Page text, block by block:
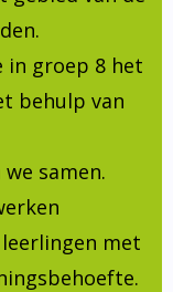
in groep 8 het
behulp van
samen.
met